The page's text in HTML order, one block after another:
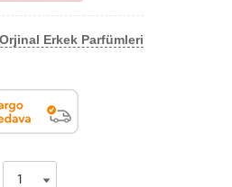
Erkek Parfümleri